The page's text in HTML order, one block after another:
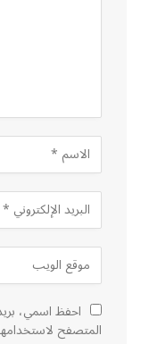
احفظ اسمي،
المتصفح